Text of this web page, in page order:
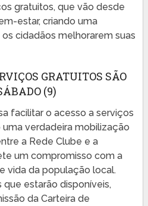
gratuitos, que vão desde
estar, criando uma
cidadãos melhorarem suas
GRATUITOS SÃO
(9)
facilitar o acesso a serviços
verdadeira mobilização
a Rede Clube e a
um compromisso com a
vida da população local.
estarão disponíveis,
da Carteira de